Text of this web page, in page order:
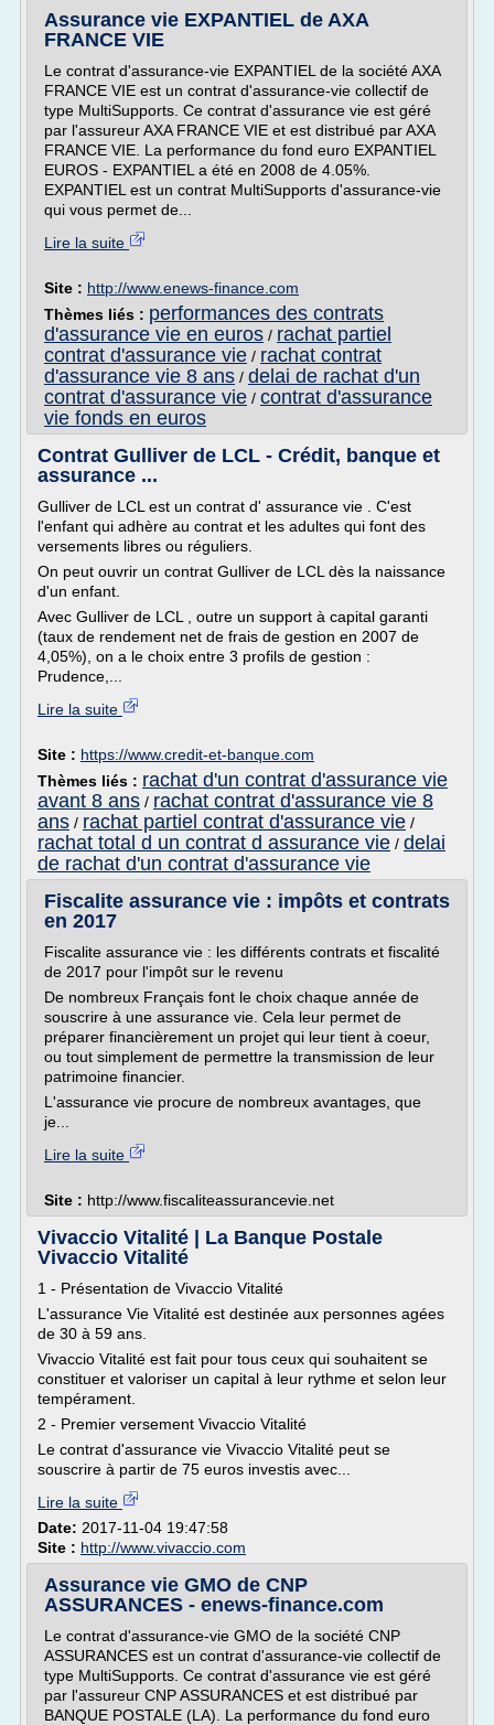
Assurance vie EXPANTIEL de AXA
FRANCE VIE
Le contrat d'assurance-vie EXPANTIEL de la société AXA
FRANCE VIE est un contrat d'assurance-vie collectif de
type MultiSupports. Ce contrat d'assurance vie est géré
par l'assureur AXA FRANCE VIE et est distribué par AXA
FRANCE VIE. La performance du fond euro EXPANTIEL
EUROS - EXPANTIEL a été en 2008 de 4.05%.
EXPANTIEL est un contrat MultiSupports d'assurance-vie
qui vous permet de...
Lire la suite
Site : http://www.enews-finance.com
Thèmes liés : performances des contrats
d'assurance vie en euros / rachat partiel
contrat d'assurance vie / rachat contrat
d'assurance vie 8 ans / delai de rachat d'un
contrat d'assurance vie / contrat d'assurance
vie fonds en euros
Contrat Gulliver de LCL - Crédit, banque et
assurance ...
Gulliver de LCL est un contrat d' assurance vie . C'est
l'enfant qui adhère au contrat et les adultes qui font des
versements libres ou réguliers.
On peut ouvrir un contrat Gulliver de LCL dès la naissance
d'un enfant.
Avec Gulliver de LCL , outre un support à capital garanti
(taux de rendement net de frais de gestion en 2007 de
4,05%), on a le choix entre 3 profils de gestion :
Prudence,...
Lire la suite
Site : https://www.credit-et-banque.com
Thèmes liés : rachat d'un contrat d'assurance vie
avant 8 ans / rachat contrat d'assurance vie 8
ans / rachat partiel contrat d'assurance vie /
rachat total d un contrat d assurance vie / delai
de rachat d'un contrat d'assurance vie
Fiscalite assurance vie : impôts et contrats
en 2017
Fiscalite assurance vie : les différents contrats et fiscalité
de 2017 pour l'impôt sur le revenu
De nombreux Français font le choix chaque année de
souscrire à une assurance vie. Cela leur permet de
préparer financièrement un projet qui leur tient à coeur,
ou tout simplement de permettre la transmission de leur
patrimoine financier.
L'assurance vie procure de nombreux avantages, que
je...
Lire la suite
Site : http://www.fiscaliteassurancevie.net
Vivaccio Vitalité | La Banque Postale
Vivaccio Vitalité
1 - Présentation de Vivaccio Vitalité
L'assurance Vie Vitalité est destinée aux personnes agées
de 30 à 59 ans.
Vivaccio Vitalité est fait pour tous ceux qui souhaitent se
constituer et valoriser un capital à leur rythme et selon leur
tempérament.
2 - Premier versement Vivaccio Vitalité
Le contrat d'assurance vie Vivaccio Vitalité peut se
souscrire à partir de 75 euros investis avec...
Lire la suite
Date: 2017-11-04 19:47:58
Site : http://www.vivaccio.com
Assurance vie GMO de CNP
ASSURANCES - enews-finance.com
Le contrat d'assurance-vie GMO de la société CNP
ASSURANCES est un contrat d'assurance-vie collectif de
type MultiSupports. Ce contrat d'assurance vie est géré
par l'assureur CNP ASSURANCES et est distribué par
BANQUE POSTALE (LA). La performance du fond euro